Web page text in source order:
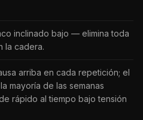
inclinado bajo — elimina toda
la cadera.
arriba en cada repetición; el
mayoría de las semanas
rápido al tiempo bajo tensión